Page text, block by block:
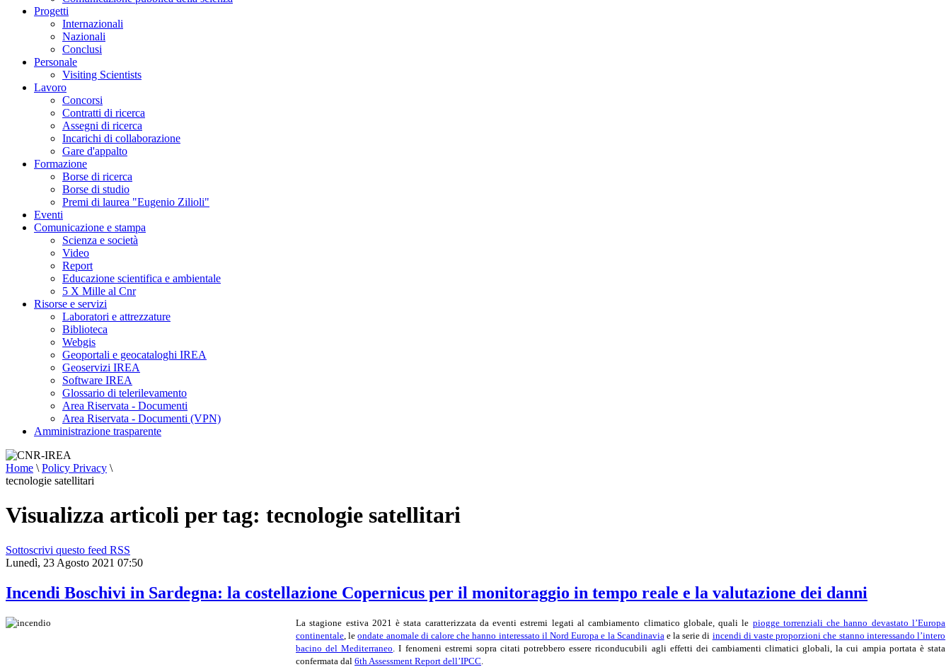
Progetti
Internazionali
Nazionali
Conclusi
Personale
Visiting Scientists
Lavoro
Concorsi
Contratti di ricerca
Assegni di ricerca
Incarichi di collaborazione
Gare d'appalto
Formazione
Borse di ricerca
Borse di studio
Premi di laurea "Eugenio Zilioli"
Eventi
Comunicazione e stampa
Scienza e società
Video
Report
Educazione scientifica e ambientale
5 X Mille al Cnr
Risorse e servizi
Laboratori e attrezzature
Biblioteca
Webgis
Geoportali e geocataloghi IREA
Geoservizi IREA
Software IREA
Glossario di telerilevamento
Area Riservata - Documenti
Area Riservata - Documenti (VPN)
Amministrazione trasparente
Home \ Policy Privacy \
tecnologie satellitari
Visualizza articoli per tag: tecnologie satellitari
Sottoscrivi questo feed RSS
Lunedì, 23 Agosto 2021 07:50
Incendi Boschivi in Sardegna: la costellazione Copernicus per il monitoraggio in tempo reale e la valutazione dei danni
La stagione estiva 2021 è stata caratterizzata da eventi estremi legati al cambiamento climatico globale, quali le piogge torrenziali che hanno devastato l’Europa
continentale , leondate anomale di calore che hanno interessato il Nord Europa e la Scandinavia e la serie di incendi di vaste proporzioni che stanno interessando l’intero
bacino del Mediterraneo . I fenomeni estremi sopra citati potrebbero essere riconducubili agli effetti dei cambiamenti climatici globali, la cui ampia portata è stata
confermata dal 6th Assessment Report dell’IPCC